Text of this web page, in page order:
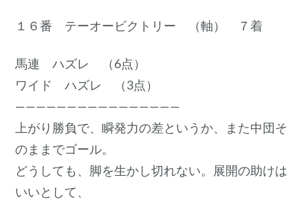
１６番 テーオービクトリー （軸） ７着
馬連 ハズレ （6点）
ワイド ハズレ （3点）
————————————————
上がり勝負で、瞬発力の差というか、また中団そ
のままでゴール。
どうしても、脚を生かし切れない。展開の助けは
いいとして、